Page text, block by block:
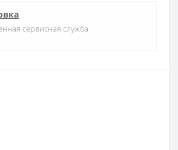
сервисная служба